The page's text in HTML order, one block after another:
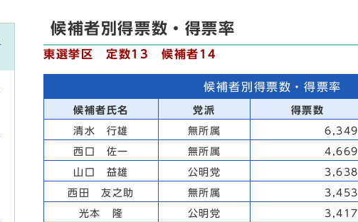
候補者別得票数・得票率
東選挙区 定数13 候補者14
候補者別得票数・得票率
候補者氏名 党派 得票数
清水 行雄 無所属 6,349
西口 佐一 無所属 4,669
山口 益雄 公明党 3,638
西田 友之助 無所属 3,453
光本 隆 公明党 3,417